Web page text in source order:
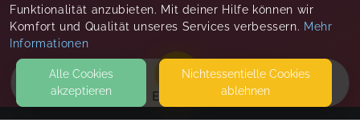
EVENTS
Funktionalität anzubieten. Mit deiner Hilfe können wir
Komfort und Qualität unseres Services verbessern. Mehr
Informationen
Alle Cookies
akzeptieren
Nicht­essentielle Cookies
ablehnen